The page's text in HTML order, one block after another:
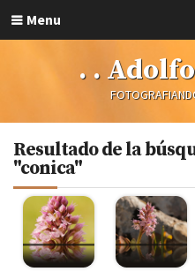
Menu
. .
Resultado de la
"conica"